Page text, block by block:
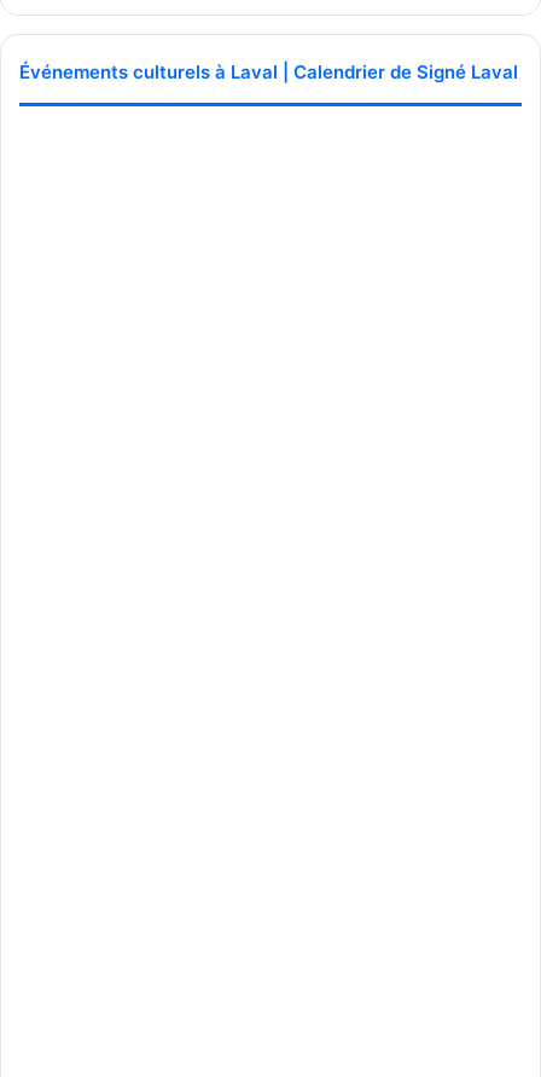
Événements culturels à Laval | Calendrier de Signé Laval